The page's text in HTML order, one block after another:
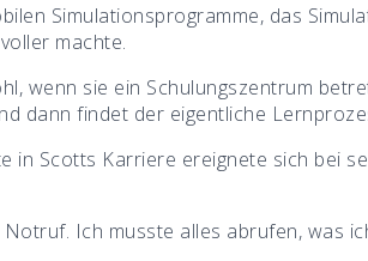
Simulationsprogramme, das
machte.
wenn sie ein Schulungszentrum
dann findet der eigentliche
in Scotts Karriere ereignete sich bei
Ich musste alles abrufen, was